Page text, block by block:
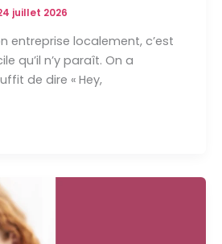
juillet 2026
entreprise localement, c’est
qu’il n’y paraît. On a
de dire « Hey,